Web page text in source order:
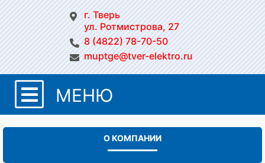
г. Тверь
ул. Ротмистрова, 27
8 (4822) 78-70-50
muptge@tver-elektro.ru
МЕНЮ
О КОМПАНИИ